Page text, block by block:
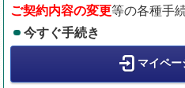
ご契約内容の変更等の各種手
今すぐ手続き
マイペ